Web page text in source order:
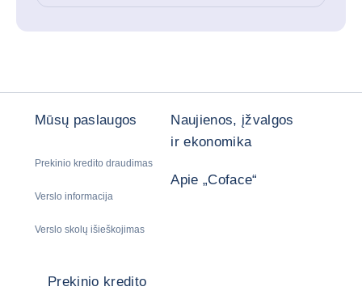
Mūsų paslaugos
Prekinio kredito draudimas
Verslo informacija
Verslo skolų išieškojimas
Naujienos, įžvalgos
ir ekonomika
Apie „Coface“
Prekinio kredito